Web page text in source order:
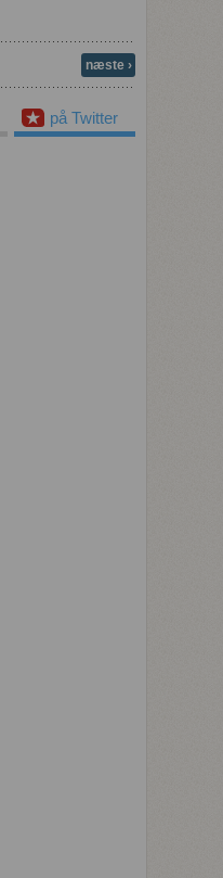
næste ›
på Twitter